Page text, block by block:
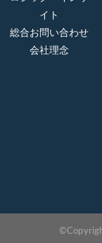
イト
総合お問い合わせ
会社理念